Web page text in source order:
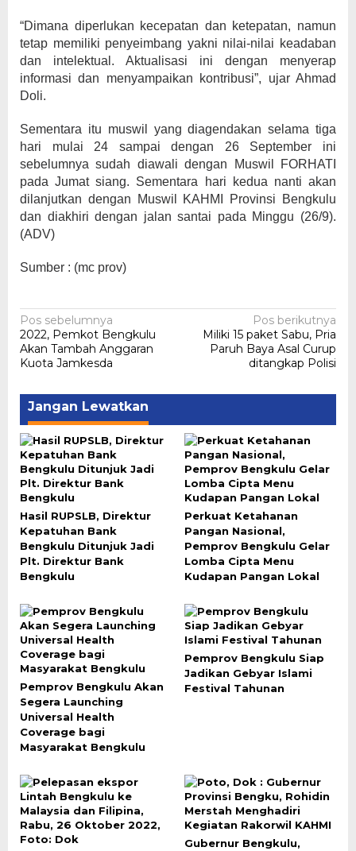
“Dimana diperlukan kecepatan dan ketepatan, namun
tetap memiliki penyeimbang yakni nilai-nilai keadaban
dan intelektual. Aktualisasi ini dengan menyerap
informasi dan menyampaikan kontribusi”, ujar Ahmad
Doli.
Sementara itu muswil yang diagendakan selama tiga
hari mulai 24 sampai dengan 26 September ini
sebelumnya sudah diawali dengan Muswil FORHATI
pada Jumat siang. Sementara hari kedua nanti akan
dilanjutkan dengan Muswil KAHMI Provinsi Bengkulu
dan diakhiri dengan jalan santai pada Minggu (26/9).
(ADV)
Sumber : (mc prov)
Navigasi
pos
Pos sebelumnya
2022, Pemkot Bengkulu
Akan Tambah Anggaran
Kuota Jamkesda
Pos berikutnya
Miliki 15 paket Sabu, Pria
Paruh Baya Asal Curup
ditangkap Polisi
Jangan Lewatkan
Hasil RUPSLB, Direktur
Kepatuhan Bank
Bengkulu Ditunjuk Jadi
Plt. Direktur Bank
Bengkulu
Perkuat Ketahanan
Pangan Nasional,
Pemprov Bengkulu Gelar
Lomba Cipta Menu
Kudapan Pangan Lokal
Pemprov Bengkulu Akan
Segera Launching
Universal Health
Coverage bagi
Masyarakat Bengkulu
Pemprov Bengkulu Siap
Jadikan Gebyar Islami
Festival Tahunan
Gubernur Bengkulu,